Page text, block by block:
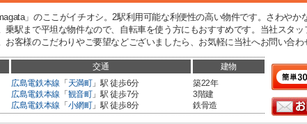
」のここがイチオシ。2駅利用可能な利便性の高い物件です。さわやか
乗駅まで平坦な物件なので、自転車を使う方にもおすすめです。当社スタッ
お客様のこだわりやご要望などございましたら、お気軽に当社へお問い合わ
交通 建物
広島電鉄本線 「 天満町」駅 徒歩6分
広島電鉄本線 「 観音町」駅 徒歩7分
広島電鉄本線 「 小網町」駅 徒歩8分
築22年
3階建
鉄骨造